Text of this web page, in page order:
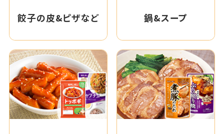
餃子の皮&ピザなど 鍋&スープ